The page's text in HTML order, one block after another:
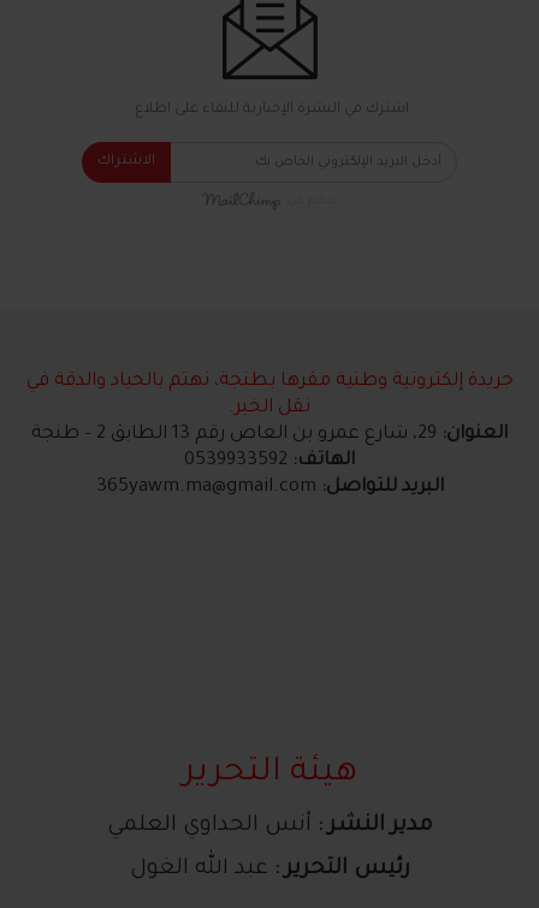
اشترك في النشرة الإخبارية للبقاء على اطلاع.
الاشتراك
جريدة إلكترونية وطنية مقرها بطنجة، نهتم بالحياد والدقة في
نقل الخبر.
العنوان:
الهاتف:
البريد للتواصل:
هيئة التحرير
مدير النشر : أنس الحداوي العلمي
رئيس التحرير : عبد الله الغول